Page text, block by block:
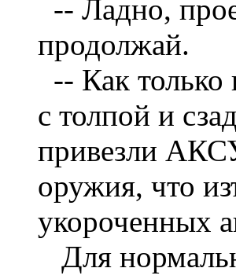
-- Ладно,
продолжай.
-- Как
с толпой и
привезли
оружия, что
укороченных
Для